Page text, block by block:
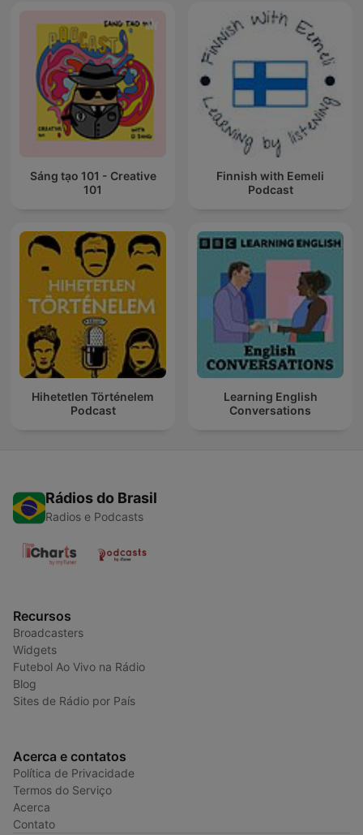
Sáng tạo 101 - Creative
101
Finnish with Eemeli
Podcast
Hihetetlen Történelem
Podcast
Learning English
Conversations
Rádios do Brasil
Radios e Podcasts
Recursos
Broadcasters
Widgets
Futebol Ao Vivo na Rádio
Blog
Sites de Rádio por País
Acerca e contatos
Política de Privacidade
Termos do Serviço
Acerca
Contato